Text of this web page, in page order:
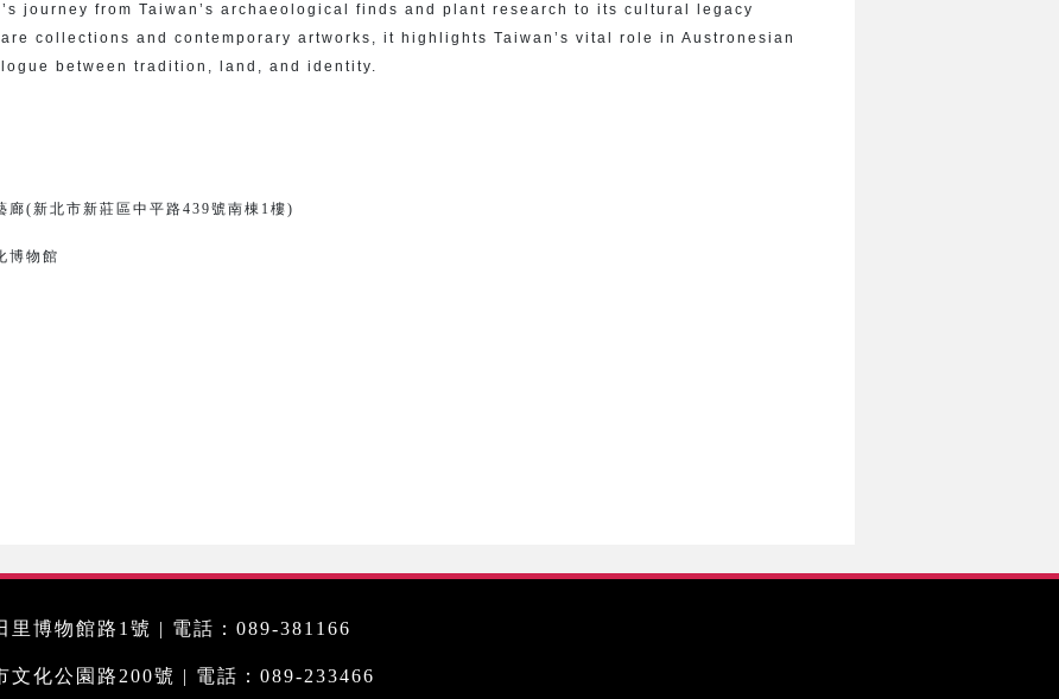
journey from Taiwan’s archaeological finds and plant research to its cultural legacy
collections and contemporary artworks, it highlights Taiwan’s vital role in Austronesian
between tradition, land, and identity.
廊(新北市新莊區中平路439號南棟1樓)
博物館
里博物館路1號 | 電話：089-381166
文化公園路200號 | 電話：089-233466